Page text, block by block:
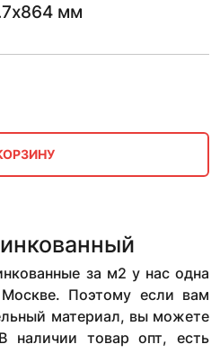
мм
за м2 у нас одна
Поэтому если вам
материал, вы можете
наличии товар опт, есть